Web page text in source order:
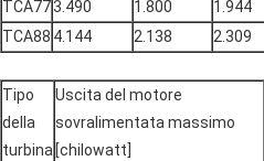
TCA773.490 1.800
1.944
TCA88 4.144 2.138 2.309
Tipo
della
turbina
Uscita del motore
sovralimentata massimo
[chilowatt]